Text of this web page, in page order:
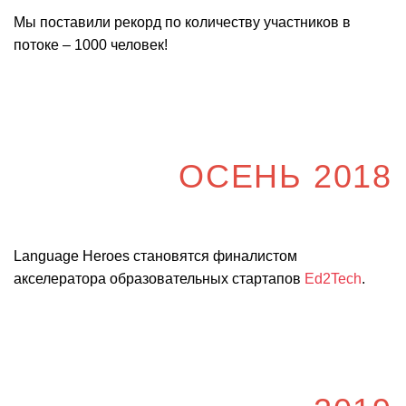
Мы поставили рекорд по количеству участников в
потоке – 1000 человек!
ОСЕНЬ 2018
Language Heroes становятся финалистом
акселератора образовательных стартапов Ed2Tech.